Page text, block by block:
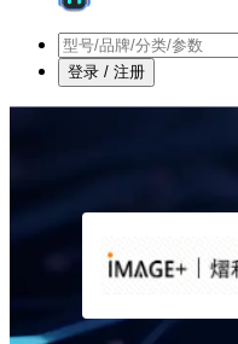
登录 / 注册